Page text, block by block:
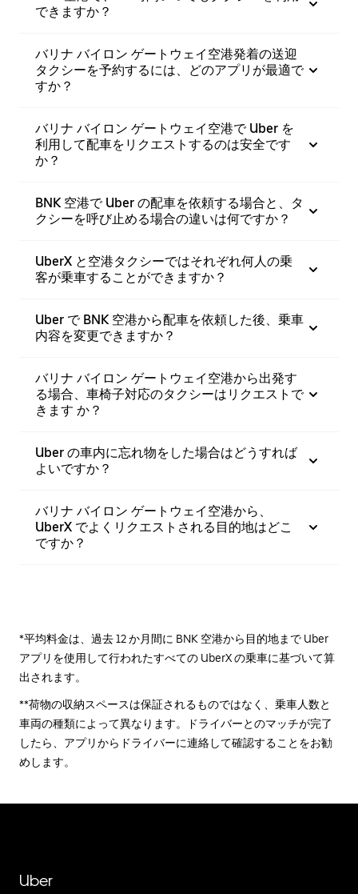
できますか？
バリナ バイロン ゲートウェイ空港発着の送迎
タクシーを予約するには、どのアプリが最適で
すか？
バリナ バイロン ゲートウェイ空港で Uber を
利用して配車をリクエストするのは安全です
か？
BNK 空港で Uber の配車を依頼する場合と、タ
クシーを呼び止める場合の違いは何ですか？
UberX と空港タクシーではそれぞれ何人の乗
客が乗車することができますか？
Uber で BNK 空港から配車を依頼した後、乗車
内容を変更できますか？
バリナ バイロン ゲートウェイ空港から出発す
る場合、車椅子対応のタクシーはリクエストで
きます か？
Uber の車内に忘れ物をした場合はどうすれば
よいですか？
バリナ バイロン ゲートウェイ空港から、
UberX でよくリクエストされる目的地はどこ
ですか？
*平均料金は、過去 12 か月間に BNK 空港から目的地まで Uber
アプリを使用して行われたすべての UberX の乗車に基づいて算
出されます。
**荷物の収納スペースは保証されるものではなく、乗車人数と
車両の種類によって異なります。ドライバーとのマッチが完了
したら、アプリからドライバーに連絡して確認することをお勧
めします。
Uber